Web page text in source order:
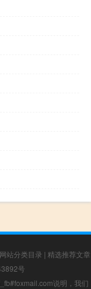
网站分类目录 | 精选推荐文章
号
说明，我们